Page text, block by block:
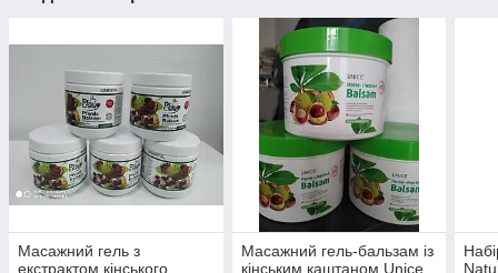
Масажний гель з
екстрактом кінського
Масажний гель-бальзам із
кінським каштаном Unice